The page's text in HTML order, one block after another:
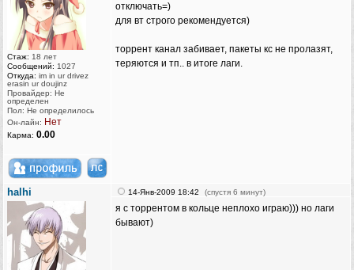
Стаж: 18 лет
Сообщений: 1027
Откуда: im in ur drivez
erasin ur doujinz
Провайдер: Не
определен
Пол: Не определилось
Он-лайн: Нет
Карма: 0.00
отключать=)
для вт строго рекомендуется)
торрент канал забивает, пакеты кс не пролазят,
теряются и тп.. в итоге лаги.
halhi 14-Янв-2009 18:42 (спустя 6 минут)
я с торрентом в кольце неплохо играю))) но лаги
бывают)